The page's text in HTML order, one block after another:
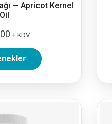
— Apricot Kernel
Oil
+ KDV